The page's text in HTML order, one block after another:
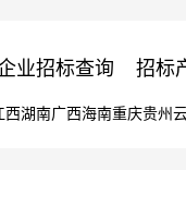
业招标查询 招标
西湖南广西海南重庆贵州